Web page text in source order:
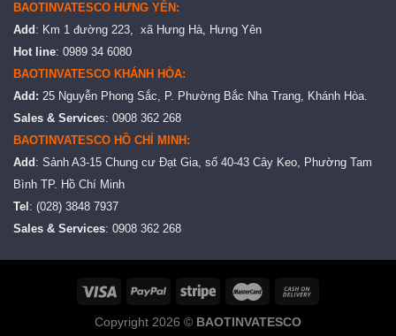
BAOTINVATESCO HƯNG YÊN:
Add : Km 1 đường 223, xã Hưng Hà, Hưng Yên
Hot line: 0989 34 6080
BAOTINVATESCO KHÁNH HÒA:
Add: 25 Nguyễn Phong Sắc, P. Phường Bắc Nha Trang, Khánh Hòa.
Sales & Services: 0908 362 268
BAOTINVATESCO HỒ CHÍ MINH:
Add : Sảnh A3-15 Chung cư Đạt Gia, số 40-43 Cây Keo, Phường Tam
Bình TP. Hồ Chí Minh
Tel : (028) 3848 7937
Sales & Services: 0908 362 268
Copyright 2026 © BAOTINVATESCO